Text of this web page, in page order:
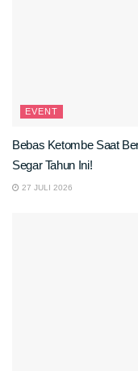
EVENT
Bebas Ketombe Saat
Segar Tahun Ini!
27 JULI 2026